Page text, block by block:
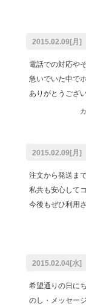
2015.02.09[月]
電話での対応や
急いでいた中で
ありがとうござ
2015.02.09[月]
注文から発送ま
私共も安心して
今後もぜひ利用
2015.02.04[水]
希望通りの日に
のし・メッセー